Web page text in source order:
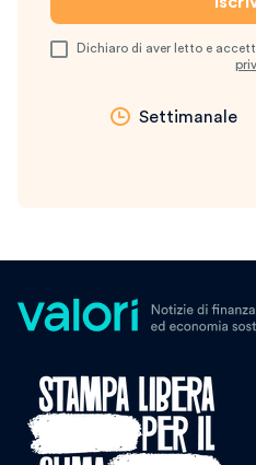
Dichiaro di aver letto e
Settimanale